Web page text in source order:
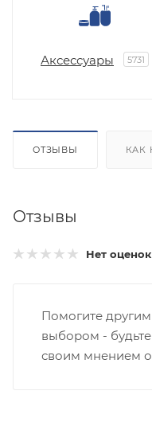
Аксессуары 5731
ОТЗЫВЫ КАК
Отзывы
Нет оценок
Помогите
выбором -
своим мнением